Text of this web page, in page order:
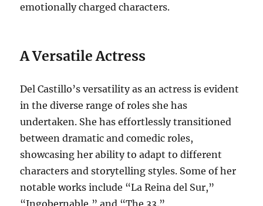
emotionally charged characters.
A Versatile Actress
Del Castillo’s versatility as an actress is evident
in the diverse range of roles she has
undertaken. She has effortlessly transitioned
between dramatic and comedic roles,
showcasing her ability to adapt to different
characters and storytelling styles. Some of her
notable works include “La Reina del Sur,”
“Ingobernable,” and “The 33.”